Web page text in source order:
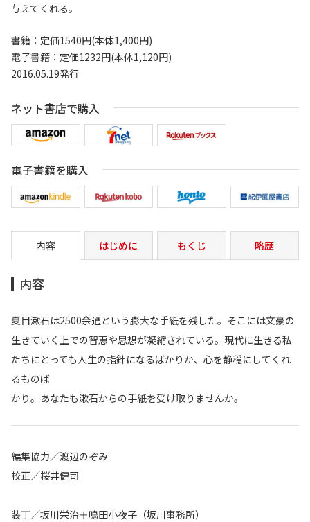
与えてくれる。
書籍：定価1540円(本体1,400円)
電子書籍：定価1232円(本体1,120円)
2016.05.19発行
ネット書店で購入
電子書籍を購入
内容 はじめに もくじ 略歴
内容
夏目漱石は2500余通という膨大な手紙を残した。そこには文豪の
生きていく上での智恵や思想が凝縮されている。現代に生きる私
たちにとっても人生の指針になるばかりか、心を静穏にしてくれ
るものば
かり。あなたも漱石からの手紙を受け取りませんか。
編集協力／渡辺のぞみ
校正／桜井健司
装丁／坂川栄治＋鳴田小夜子（坂川事務所）